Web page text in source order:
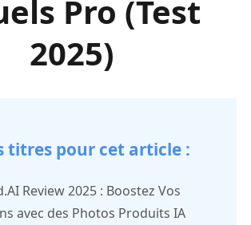
Pro (Test
2025)
titres pour cet article :
Review 2025 : Boostez Vos
avec des Photos Produits IA